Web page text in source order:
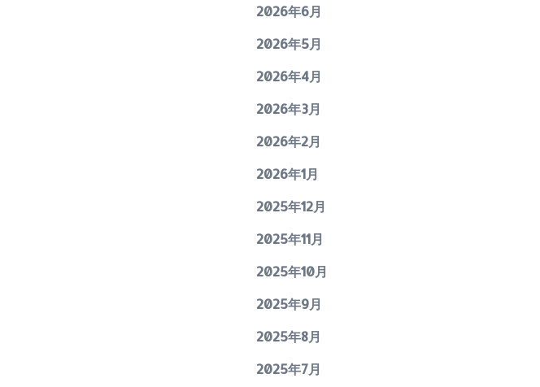
2026年6月
2026年5月
2026年4月
2026年3月
2026年2月
2026年1月
2025年12月
2025年11月
2025年10月
2025年9月
2025年8月
2025年7月